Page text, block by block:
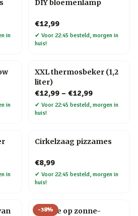
in
DIY bloemenlamp
€12,99
✔ Voor 22:45 besteld, morgen in
huis!
in
XXL thermosbeker (1,2
liter)
€12,99 – €12,99
✔ Voor 22:45 besteld, morgen in
huis!
in
Cirkelzaag pizzames
€8,99
✔ Voor 22:45 besteld, morgen in
huis!
-38%
Hondje op zonne-